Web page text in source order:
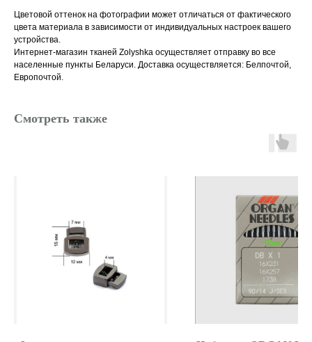
Цветовой оттенок на фотографии может отличаться от фактического
цвета материала в зависимости от индивидуальных настроек вашего
устройства.
Интернет-магазин тканей Zolyshka осуществляет отправку во все
населенные пункты Беларуси. Доставка осуществляется: Белпочтой,
Европочтой.
Смотреть также